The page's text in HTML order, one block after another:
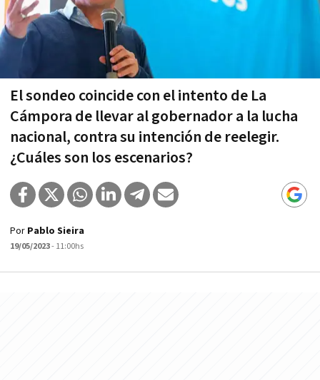
El sondeo coincide con el intento de La
Cámpora de llevar al gobernador a la lucha
nacional, contra su intención de reelegir.
¿Cuáles son los escenarios?
Por Pablo Sieira
19/05/2023- 11:00hs